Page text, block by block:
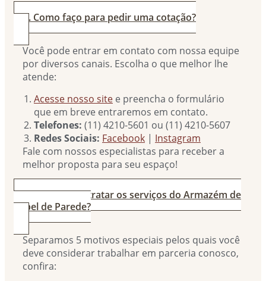
2. Como faço para pedir uma cotação?
Você pode entrar em contato com nossa equipe
por diversos canais. Escolha o que melhor lhe
atende:
Acesse nosso site e preencha o formulário
que em breve entraremos em contato.
Telefones: (11) 4210-5601 ou (11) 4210-5607
Redes Sociais: Facebook | Instagram
Fale com nossos especialistas para receber a
melhor proposta para seu espaço!
3. Por que contratar os serviços do Armazém de
Papel de Parede?
Separamos 5 motivos especiais pelos quais você
deve considerar trabalhar em parceria conosco,
confira: